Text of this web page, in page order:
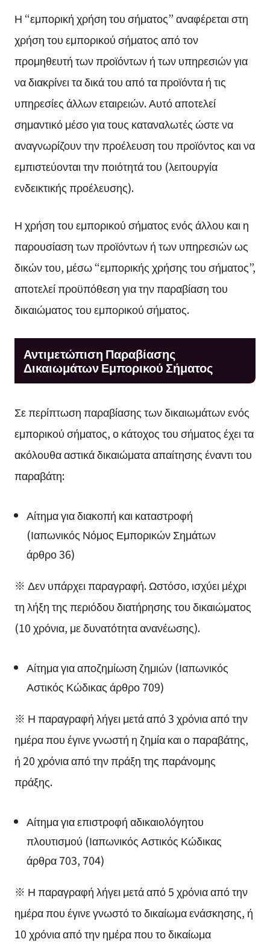
Η “εμπορική χρήση του σήματος” αναφέρεται στη
χρήση του εμπορικού σήματος από τον
προμηθευτή των προϊόντων ή των υπηρεσιών για
να διακρίνει τα δικά του από τα προϊόντα ή τις
υπηρεσίες άλλων εταιρειών. Αυτό αποτελεί
σημαντικό μέσο για τους καταναλωτές ώστε να
αναγνωρίζουν την προέλευση του προϊόντος και να
εμπιστεύονται την ποιότητά του (λειτουργία
ενδεικτικής προέλευσης).
Η χρήση του εμπορικού σήματος ενός άλλου και η
παρουσίαση των προϊόντων ή των υπηρεσιών ως
δικών του, μέσω “εμπορικής χρήσης του σήματος”,
αποτελεί προϋπόθεση για την παραβίαση του
δικαιώματος του εμπορικού σήματος.
Αντιμετώπιση Παραβίασης
Δικαιωμάτων Εμπορικού Σήματος
Σε περίπτωση παραβίασης των δικαιωμάτων ενός
εμπορικού σήματος, ο κάτοχος του σήματος έχει τα
ακόλουθα αστικά δικαιώματα απαίτησης έναντι του
παραβάτη:
Αίτημα για διακοπή και καταστροφή
(Ιαπωνικός Νόμος Εμπορικών Σημάτων
άρθρο 36)
※ Δεν υπάρχει παραγραφή. Ωστόσο, ισχύει μέχρι
τη λήξη της περιόδου διατήρησης του δικαιώματος
(10 χρόνια, με δυνατότητα ανανέωσης).
Αίτημα για αποζημίωση ζημιών (Ιαπωνικός
Αστικός Κώδικας άρθρο 709)
※ Η παραγραφή λήγει μετά από 3 χρόνια από την
ημέρα που έγινε γνωστή η ζημία και ο παραβάτης,
ή 20 χρόνια από την πράξη της παράνομης
πράξης.
Αίτημα για επιστροφή αδικαιολόγητου
πλουτισμού (Ιαπωνικός Αστικός Κώδικας
άρθρα 703, 704)
※ Η παραγραφή λήγει μετά από 5 χρόνια από την
ημέρα που έγινε γνωστό το δικαίωμα ενάσκησης, ή
10 χρόνια από την ημέρα που το δικαίωμα